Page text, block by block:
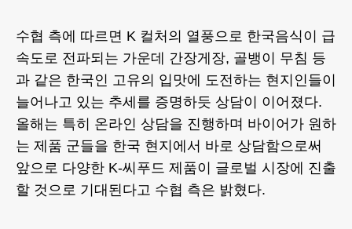
수협 측에 따르면 K 컬처의 열풍으로 한국음식이 급
속도로 전파되는 가운데 간장게장, 골뱅이 무침 등
과 같은 한국인 고유의 입맛에 도전하는 현지인들이
늘어나고 있는 추세를 증명하듯 상담이 이어졌다.
올해는 특히 온라인 상담을 진행하며 바이어가 원하
는 제품 군들을 한국 현지에서 바로 상담함으로써
앞으로 다양한 K-씨푸드 제품이 글로벌 시장에 진출
할 것으로 기대된다고 수협 측은 밝혔다.